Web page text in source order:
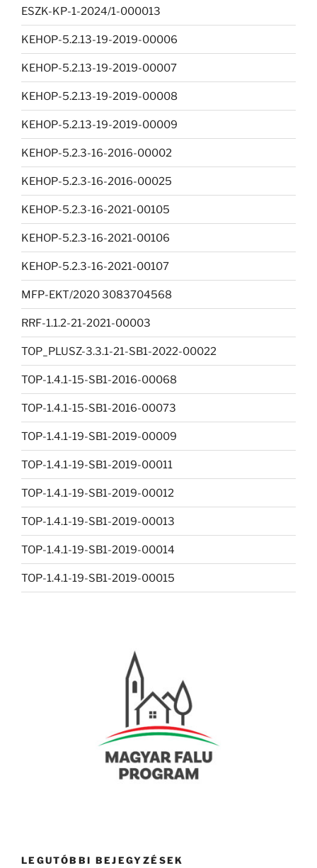
ESZK-KP-1-2024/1-000013
KEHOP-5.2.13-19-2019-00006
KEHOP-5.2.13-19-2019-00007
KEHOP-5.2.13-19-2019-00008
KEHOP-5.2.13-19-2019-00009
KEHOP-5.2.3-16-2016-00002
KEHOP-5.2.3-16-2016-00025
KEHOP-5.2.3-16-2021-00105
KEHOP-5.2.3-16-2021-00106
KEHOP-5.2.3-16-2021-00107
MFP-EKT/2020 3083704568
RRF-1.1.2-21-2021-00003
TOP_PLUSZ-3.3.1-21-SB1-2022-00022
TOP-1.4.1-15-SB1-2016-00068
TOP-1.4.1-15-SB1-2016-00073
TOP-1.4.1-19-SB1-2019-00009
TOP-1.4.1-19-SB1-2019-00011
TOP-1.4.1-19-SB1-2019-00012
TOP-1.4.1-19-SB1-2019-00013
TOP-1.4.1-19-SB1-2019-00014
TOP-1.4.1-19-SB1-2019-00015
LEGUTÓBBI BEJEGYZÉSEK